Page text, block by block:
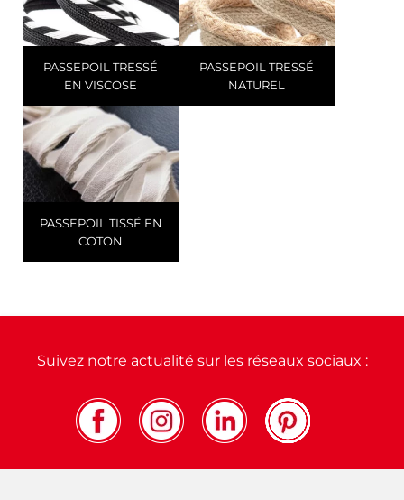
PASSEPOIL TRESSÉ
EN VISCOSE
PASSEPOIL TRESSÉ
NATUREL
PASSEPOIL TISSÉ EN
COTON
Suivez notre actualité sur les réseaux sociaux :